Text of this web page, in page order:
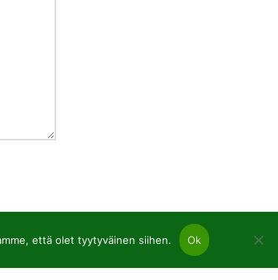
että olet tyytyväinen siihen. Ok